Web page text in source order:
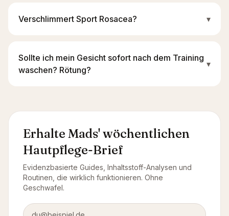
Verschlimmert Sport Rosacea? ▾
Sollte ich mein Gesicht sofort nach dem Training
waschen? Rötung?
▾
Erhalte Mads' wöchentlichen
Hautpflege-Brief
Evidenzbasierte Guides, Inhaltsstoff-Analysen und
Routinen, die wirklich funktionieren. Ohne
Geschwafel.
E-Mail-Adresse